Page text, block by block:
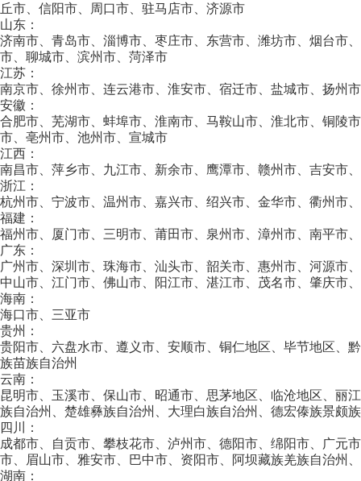
丘市、信阳市、周口市、驻马店市、济源市
山东：
济南市、青岛市、淄博市、枣庄市、东营市、潍坊市、烟台市
市、聊城市、滨州市、菏泽市
江苏：
南京市、徐州市、连云港市、淮安市、宿迁市、盐城市、扬州
安徽：
合肥市、芜湖市、蚌埠市、淮南市、马鞍山市、淮北市、铜陵
市、亳州市、池州市、宣城市
江西：
南昌市、萍乡市、九江市、新余市、鹰潭市、赣州市、吉安市
浙江：
杭州市、宁波市、温州市、嘉兴市、绍兴市、金华市、衢州市
福建：
福州市、厦门市、三明市、莆田市、泉州市、漳州市、南平市
广东：
广州市、深圳市、珠海市、汕头市、韶关市、惠州市、河源市
中山市、江门市、佛山市、阳江市、湛江市、茂名市、肇庆市
海南：
海口市、三亚市
贵州：
贵阳市、六盘水市、遵义市、安顺市、铜仁地区、毕节地区、
族苗族自治州
云南：
昆明市、玉溪市、保山市、昭通市、思茅地区、临沧地区、丽
族自治州、楚雄彝族自治州、大理白族自治州、德宏傣族景颇
四川：
成都市、自贡市、攀枝花市、泸州市、德阳市、绵阳市、广元
市、眉山市、雅安市、巴中市、资阳市、阿坝藏族羌族自治州
湖南：